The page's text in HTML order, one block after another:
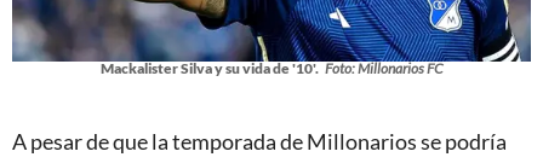
Mackalister Silva y su vida de '10'. Foto: Millonarios FC
A pesar de que la temporada de Millonarios se podría